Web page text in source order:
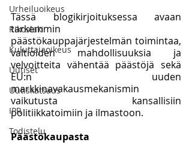
Urheiluoikeus
Rikoslaki
Kuluttajaoikeus
Uutiset
Uutiskatsaus
IPR
Todistelu
Tässä blogikirjoituksessa avaan
tarkemmin
päästökauppajärjestelmän toimintaa,
valtioiden mahdollisuuksia ja
velvoitteita vähentää päästöjä sekä
EU:n uuden
markkinavakausmekanismin
vaikutusta kansallisiin
politiikkatoimiin ja ilmastoon.
Päästökaupasta